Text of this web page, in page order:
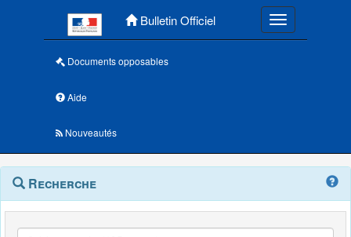
Bulletin Officiel Toggle
Documents opposables
Aide
Nouveautés
Navigation
outils
Menu
contextuel
Recherche